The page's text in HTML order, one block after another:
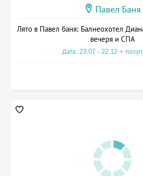
Павел Баня
Лято в Павел баня: Балнеохотел
вечеря и СПА
Дата: 23.07 - 22.12 +